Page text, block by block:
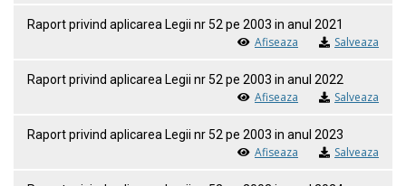
Raport privind aplicarea Legii nr 52 pe 2003 in anul 2021
Afiseaza Salveaza
Raport privind aplicarea Legii nr 52 pe 2003 in anul 2022
Afiseaza Salveaza
Raport privind aplicarea Legii nr 52 pe 2003 in anul 2023
Afiseaza Salveaza